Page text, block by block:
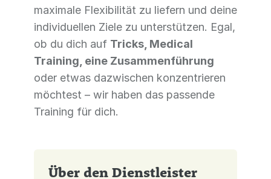
maximale Flexibilität zu liefern und deine
individuellen Ziele zu unterstützen. Egal,
ob du dich auf Tricks, Medical
Training, eine Zusammenführung
oder etwas dazwischen konzentrieren
möchtest – wir haben das passende
Training für dich.
Über den Dienstleister